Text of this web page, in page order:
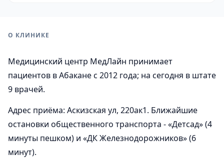
О КЛИНИКЕ
Медицинский центр МедЛайн принимает
пациентов в Абакане с 2012 года; на сегодня в штате
9 врачей.
Адрес приёма: Аскизская ул, 220ак1. Ближайшие
остановки общественного транспорта - «Детсад» (4
минуты пешком) и «ДК Железнодорожников» (6
минут).